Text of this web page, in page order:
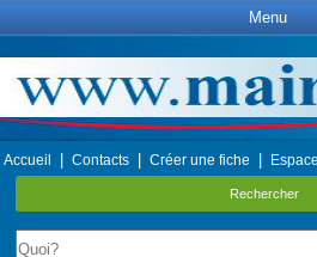
Menu
Accueil Contacts Créer une fiche
Rechercher